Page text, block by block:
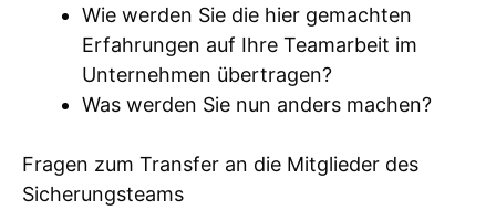
Wie werden Sie die hier gemachten
Erfahrungen auf Ihre Teamarbeit im
Unternehmen übertragen?
Was werden Sie nun anders machen?
Fragen zum Transfer an die Mitglieder des
Sicherungsteams